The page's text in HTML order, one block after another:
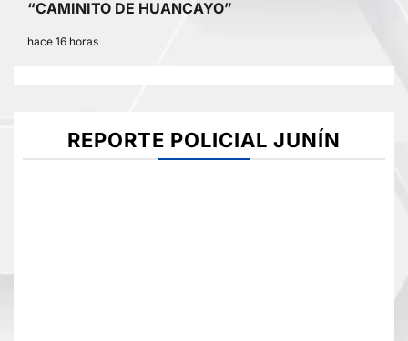
“CAMINITO DE HUANCAYO”
hace 16 horas
REPORTE POLICIAL JUNÍN